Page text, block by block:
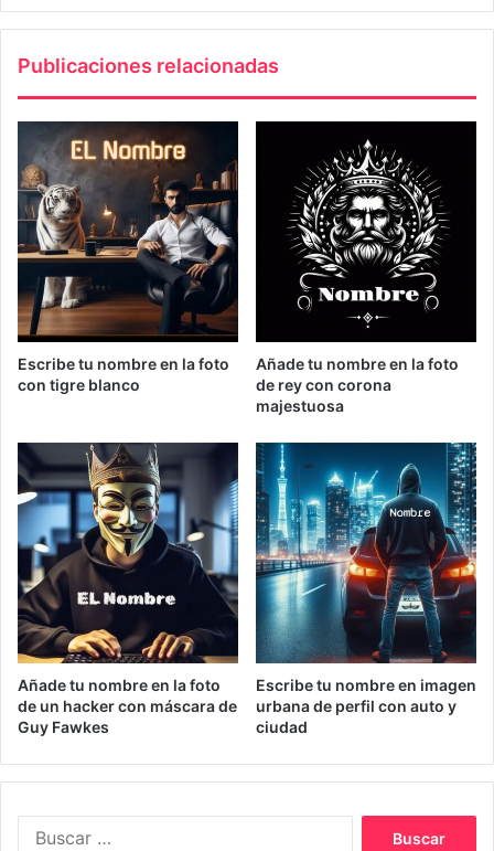
Publicaciones relacionadas
Escribe tu nombre en la foto
con tigre blanco
Añade tu nombre en la foto
de rey con corona
majestuosa
Añade tu nombre en la foto
de un hacker con máscara de
Guy Fawkes
Escribe tu nombre en imagen
urbana de perfil con auto y
ciudad